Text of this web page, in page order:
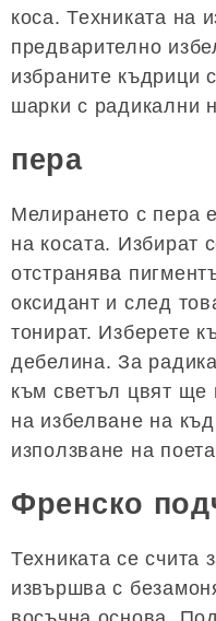
коса. Техниката на
предварително
избраните къдрици
шарки с радикални
пера
Мелирането с пера
на косата. Избират
отстранява
оксидант и след
тонират. Изберете
дебелина. За
към светъл цвят ще
на избелване на
използване на
Френско
Техниката се счита
извършва с